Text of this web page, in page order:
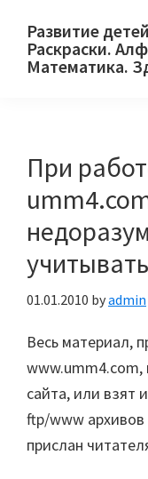
primary
main
primary
Развитие
Раскраски.
Математика.
и
их
При
01.01.2010 byadmin
Весь материал,
www.umm4.com,
сайта, или взят
ftp/www архивов
прислан